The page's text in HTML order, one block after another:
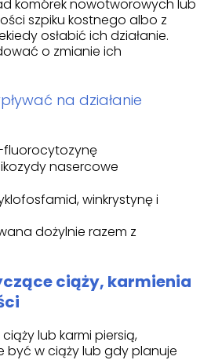
komórek nowotworowych lub
szpiku kostnego albo z
osłabić ich działanie.
o zmianie ich
na działanie
fluorocytozynę
nasercowe
winkrystynę i
dożylnie razem z
ciąży, karmienia
lub karmi piersią,
być w ciąży lub gdy planuje